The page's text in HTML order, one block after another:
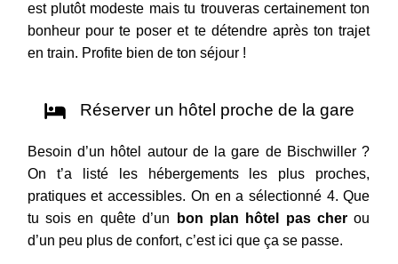
est plutôt modeste mais tu trouveras certainement ton
bonheur pour te poser et te détendre après ton trajet
en train. Profite bien de ton séjour !
Réserver un hôtel proche de la gare
Besoin d’un hôtel autour de la gare de Bischwiller ?
On t’a listé les hébergements les plus proches,
pratiques et accessibles. On en a sélectionné 4. Que
tu sois en quête d’un
bon plan hôtel pas cherou
d’un peu plus de confort, c’est ici que ça se passe.